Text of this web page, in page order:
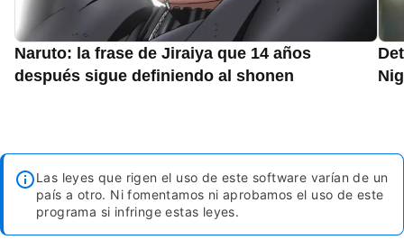
Naruto: la frase de Jiraiya que 14 años
después sigue definiendo al shonen
Las leyes que rigen el uso de este software varían de un
país a otro. Ni fomentamos ni aprobamos el uso de este
programa si infringe estas leyes.